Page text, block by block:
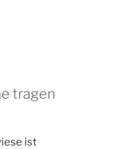
tragen
ist